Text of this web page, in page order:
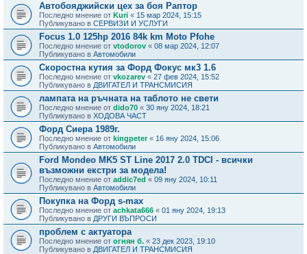
Автобояджийски цех за боя Раптор
Последно мнение от Kuri « 15 мар 2024, 15:15
Публикувано в СЕРВИЗИ И УСЛУГИ
Focus 1.0 125hp 2016 84k km Moto Pfohe
Последно мнение от vtodorov « 08 мар 2024, 12:07
Публикувано в Автомобили
Скоростна кутия за Форд Фокус мк3 1.6
Последно мнение от vkozarev « 27 фев 2024, 15:52
Публикувано в ДВИГАТЕЛ И ТРАНСМИСИЯ
лампата на ръчната на таблото не свети
Последно мнение от dido70 « 30 яну 2024, 18:21
Публикувано в ХОДОВА ЧАСТ
Форд Сиера 1989г.
Последно мнение от kingpeter« 16 яну 2024, 15:06
Публикувано в Автомобили
Ford Mondeo MK5 ST Line 2017 2.0 TDCI - всички
възможни екстри за модела!
Последно мнение от addic7ed « 09 яну 2024, 10:11
Публикувано в Автомобили
Покупка на Форд s-max
Последно мнение от achkata666 « 01 яну 2024, 19:13
Публикувано в ДРУГИ ВЪПРОСИ
проблем с актуатора
Последно мнение от огнян б. « 23 дек 2023, 19:10
Публикувано в ДВИГАТЕЛ И ТРАНСМИСИЯ